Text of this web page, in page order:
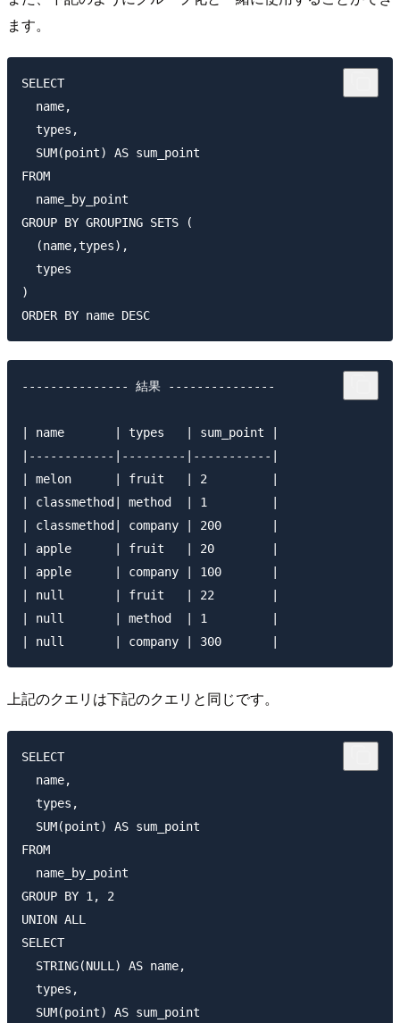
ます。
SELECT
  name,
  types,
  SUM(point) AS sum_point
FROM
  name_by_point
GROUP BY GROUPING SETS (
  (name,types),
  types
)
--------------- 結果 ---------------
| name       | types   | sum_point |
|------------|---------|-----------|
| melon      | fruit   | 2         |
| classmethod| method  | 1         |
| classmethod| company | 200       |
| apple      | fruit   | 20        |
| apple      | company | 100       |
| null       | fruit   | 22        |
| null       | method  | 1         |
上記のクエリは下記のクエリと同じです。
SELECT
  name,
  types,
  SUM(point) AS sum_point
FROM
  name_by_point
GROUP BY 1, 2
UNION ALL
SELECT
  STRING(NULL) AS name,
  types,
  SUM(point) AS sum_point